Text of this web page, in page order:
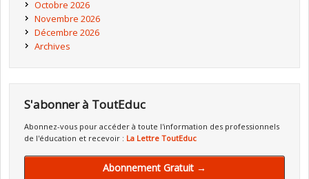
Octobre 2026
Novembre 2026
Décembre 2026
Archives
S'abonner à ToutEduc
Abonnez-vous pour accéder à toute l'information des professionnels
de l'éducation et recevoir : La Lettre ToutEduc
Abonnement Gratuit →